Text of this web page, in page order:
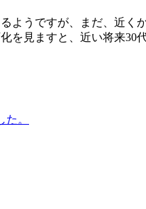
ようですが、まだ、近く
を見ますと、近い将来30
。